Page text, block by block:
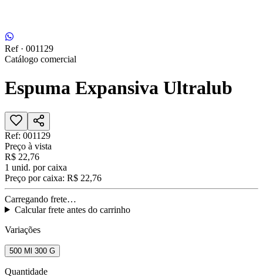
Ref · 001129
Catálogo comercial
Espuma Expansiva Ultralub
Ref: 001129
Preço à vista
R$ 22,76
1 unid. por caixa
Preço por caixa: R$ 22,76
Carregando frete…
Calcular frete antes do carrinho
Variações
500 Ml 300 G
Quantidade